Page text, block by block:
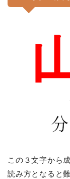
この３文字から
読み方となると